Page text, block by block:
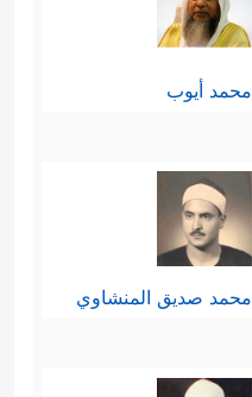
محمد أيوب
محمد صديق المنشاوي